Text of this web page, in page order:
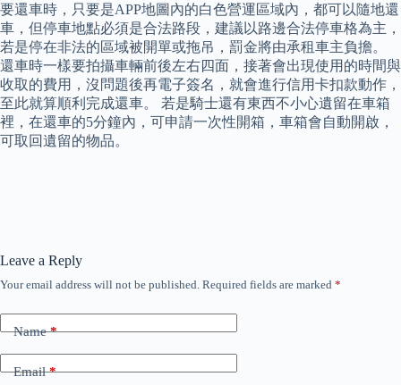
要還車時，只要是APP地圖內的白色營運區域內，都可以隨地還
車，但停車地點必須是合法路段，建議以路邊合法停車格為主，
若是停在非法的區域被開單或拖吊，罰金將由承租車主負擔。
還車時一樣要拍攝車輛前後左右四面，接著會出現使用的時間與
收取的費用，沒問題後再電子簽名，就會進行信用卡扣款動作，
至此就算順利完成還車。 若是騎士還有東西不小心遺留在車箱
裡，在還車的5分鐘內，可申請一次性開箱，車箱會自動開啟，
可取回遺留的物品。
Leave a Reply
Your email address will not be published. Required fields are marked *
Name*
Email*